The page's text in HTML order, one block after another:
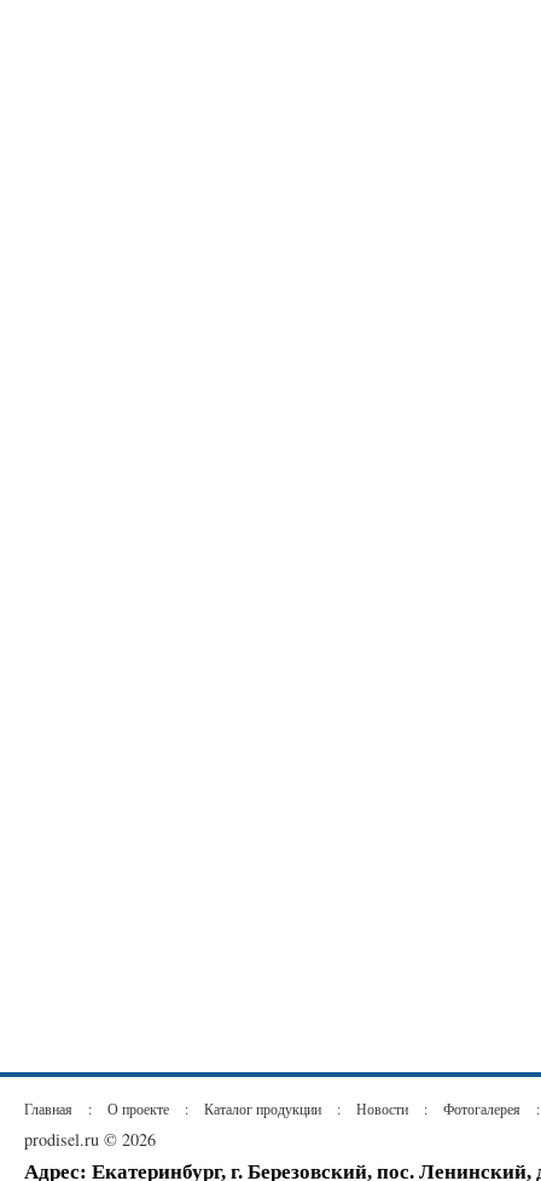
Главная : О проекте : Каталог продукции : Новости : Фотогалерея :
prodisel.ru © 2026
Адрес: Екатеринбург, г. Березовский, пос. Ленинский,